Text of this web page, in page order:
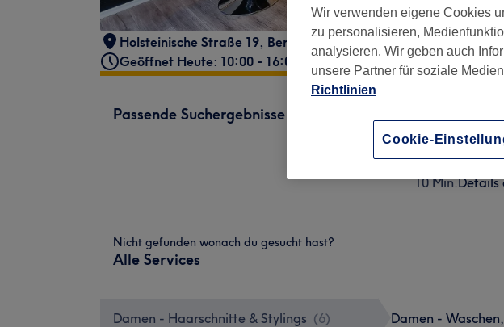
Holsteinische Straße 19, Berlin, Wilmersdorf, 10717
Geöffnet Heute: 10:00 - 16:00
Passende Suchergebnisse
50 Min. - 1 Std.
Damen -
10 Min.Details
Nicht gefunden wonach du gesucht hast?
Alle Services
Damen - Haarschnitte & Stylings (6)
Damen -
Wir verwenden eigene Cookies
zu personalisieren,
analysieren. Wir geben auch
unsere Partner für soziale
Richtlinien
Cookie-